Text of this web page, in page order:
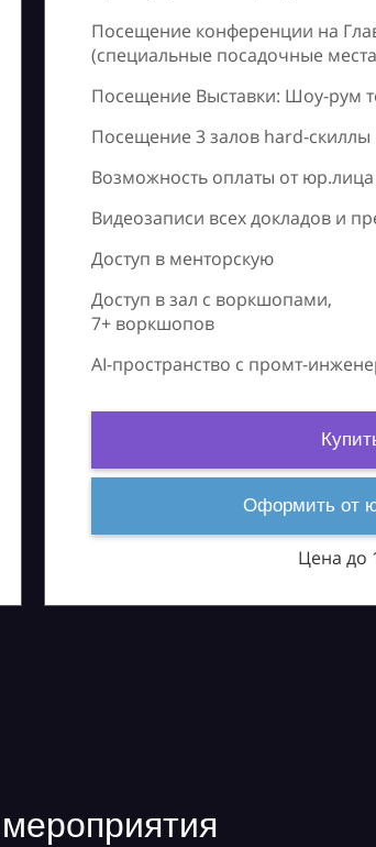
Посещение конференции на
(специальные посадочные
Посещение Выставки: Шоу-рум
Посещение 3 залов hard-скиллы
Возможность оплаты от юр.лица
Видеозаписи всех докладов и
Доступ в менторскую
Доступ в зал с воркшопами,
7+ воркшопов
AI-пространство с промт-
Оформить от
Цена до